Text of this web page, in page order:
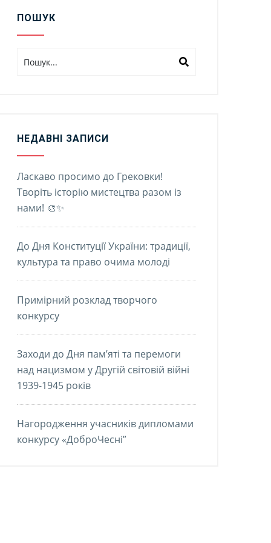
ПОШУК
НЕДАВНІ ЗАПИСИ
Ласкаво просимо до Грековки!
Творіть історію мистецтва разом із
нами! 🎨✨
До Дня Конституції України: традиції,
культура та право очима молоді
Примірний розклад творчого
конкурсу
Заходи до Дня пам’яті та перемоги
над нацизмом у Другій світовій війні
1939-1945 років
Нагородження учасників дипломами
конкурсу «ДоброЧесні”